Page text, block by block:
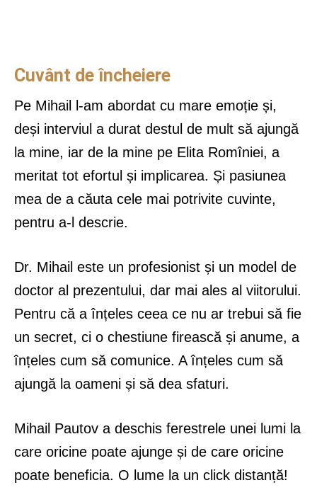
Cuvânt de încheiere
Pe Mihail l-am abordat cu mare emoție și,
deși interviul a durat destul de mult să ajungă
la mine, iar de la mine pe Elita Romîniei, a
meritat tot efortul și implicarea. Și pasiunea
mea de a căuta cele mai potrivite cuvinte,
pentru a-l descrie.
Dr. Mihail este un profesionist și un model de
doctor al prezentului, dar mai ales al viitorului.
Pentru că a înțeles ceea ce nu ar trebui să fie
un secret, ci o chestiune firească și anume, a
înțeles cum să comunice. A înțeles cum să
ajungă la oameni și să dea sfaturi.
Mihail Pautov a deschis ferestrele unei lumi la
care oricine poate ajunge și de care oricine
poate beneficia. O lume la un click distanță!